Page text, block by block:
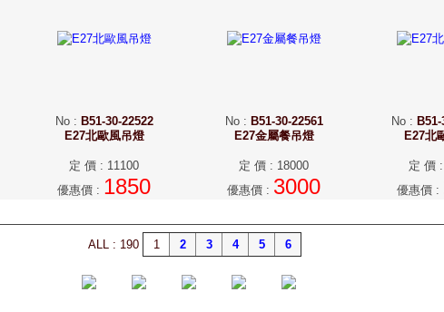
No: B51-30-22522
E27北歐風吊燈
定 價 : 11100
優惠價 : 1850
No: B51-30-22561
E27金屬餐吊燈
定 價 : 18000
優惠價 : 3000
No :
E27北
定 價 :
優惠價 :
ALL : 190 1 2 3 4 5 6